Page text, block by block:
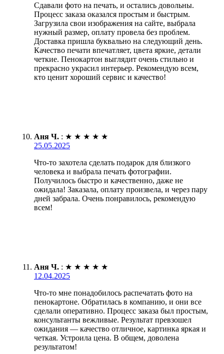
Сдавали фото на печать, и остались довольны.
Процесс заказа оказался простым и быстрым.
Загрузила свои изображения на сайте, выбрала
нужный размер, оплату провела без проблем.
Доставка пришла буквально на следующий день.
Качество печати впечатляет, цвета яркие, детали
четкие. Пенокартон выглядит очень стильно и
прекрасно украсил интерьер. Рекомендую всем,
кто ценит хороший сервис и качество!
Аня Ч. : ★ ★ ★ ★ ★
25.05.2025
Что-то захотела сделать подарок для близкого
человека и выбрала печать фотографии.
Получилось быстро и качественно, даже не
ожидала! Заказала, оплату произвела, и через пару
дней забрала. Очень понравилось, рекомендую
всем!
Аня Ч. : ★ ★ ★ ★ ★
12.04.2025
Что-то мне понадобилось распечатать фото на
пенокартоне. Обратилась в компанию, и они все
сделали оперативно. Процесс заказа был простым,
консультанты вежливые. Результат превзошел
ожидания — качество отличное, картинка яркая и
четкая. Устроила цена. В общем, доволена
результатом!